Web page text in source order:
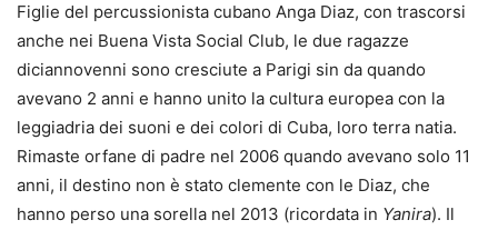
Figlie del percussionista cubano Anga Diaz, con trascorsi
anche nei Buena Vista Social Club, le due ragazze
diciannovenni sono cresciute a Parigi sin da quando
avevano 2 anni e hanno unito la cultura europea con la
leggiadria dei suoni e dei colori di Cuba, loro terra natia.
Rimaste orfane di padre nel 2006 quando avevano solo 11
anni, il destino non è stato clemente con le Diaz, che
hanno perso una sorella nel 2013 (ricordata in Yanira). Il